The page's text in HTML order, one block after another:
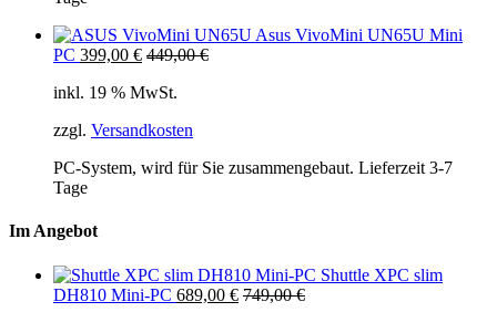
Asus VivoMini UN65U Mini
PC 399,00 € 449,00€
inkl. 19 % MwSt.
zzgl. Versandkosten
PC-System, wird für Sie zusammengebaut. Lieferzeit 3-7
Tage
Im Angebot
Shuttle XPC slim
DH810 Mini-PC 689,00 € 749,00€